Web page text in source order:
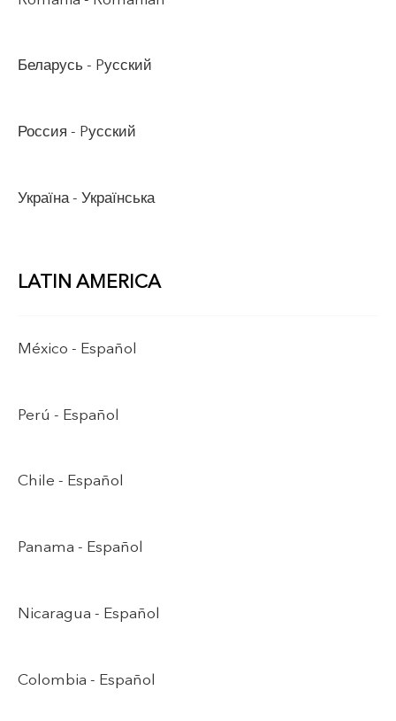
Беларусь - Pусский
Россия - Pусский
Україна - Українська
LATIN AMERICA
México - Español
Perú - Español
Chile - Español
Panama - Español
Nicaragua - Español
Colombia - Español